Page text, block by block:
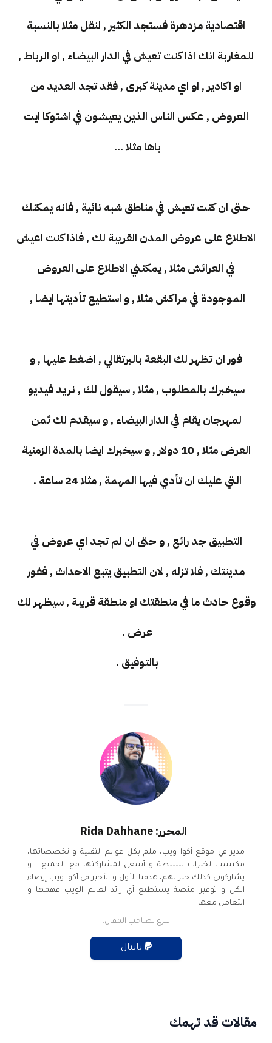
اقتصادية مزدهرة فستجد الكثير , لنقل مثلا بالنسبة
للمغاربة انك اذا كنت تعيش في الدار البيضاء , او الرباط ,
او اكادير , او اي مدينة كبرى , فقد تجد العديد من
العروض , عكس الناس الذين يعيشون في اشتوكا ايت
باها مثلا ...
حتى ان كنت تعيش في مناطق شبه نائية , فانه يمكنك
الاطلاع على عروض المدن القريبة لك , فاذا كنت اعيش
في العرائش مثلا , يمكنني الاطلاع على العروض
الموجودة في مراكش مثلا , و استطيع تأديتها ايضا ,
فور ان تظهر لك البقعة بالبرتقالي , اضغط عليها , و
سيخبرك بالمطلوب , مثلا , سيقول لك , نريد فيديو
لمهرجان يقام في الدار البيضاء , و سيقدم لك ثمن
العرض مثلا , 10 دولار , و سيخبرك ايضا بالمدة الزمنية
التي عليك ان تأدي فيها المهمة , مثلا 24 ساعة .
التطبيق جد رائع , و حتى ان لم تجد اي عروض في
مدينتك , فلا تزله , لان التطبيق يتبع الاحداث , ففور
وقوع حادث ما في منطقتك او منطقة قريبة , سيظهر لك
عرض .
بالتوفيق .
المحرر: Rida Dahhane
مدير في موقع أكوا ويب، ملم بكل عوالم التقنية و تخصصاتها،
مكتسب لخبرات بسيطة و أسعى لمشاركتها مع الجميع ، و
يشاركوني كذلك خبراتهم، هدفنا الأول و الأخير في أكوا ويب إرضاء
الكل و توفير منصة يستطيع أي رائد لعالم الويب فهمها و
التعامل معها
تبرع لصاحب المقال:
مقالات قد تهمك